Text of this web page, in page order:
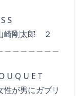
太郎 ２
U E T
にガブリ